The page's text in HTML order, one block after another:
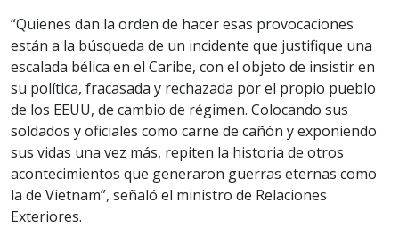
“Quienes dan la orden de hacer esas provocaciones
están a la búsqueda de un incidente que justifique una
escalada bélica en el Caribe, con el objeto de insistir en
su política, fracasada y rechazada por el propio pueblo
de los EEUU, de cambio de régimen. Colocando sus
soldados y oficiales como carne de cañón y exponiendo
sus vidas una vez más, repiten la historia de otros
acontecimientos que generaron guerras eternas como
la de Vietnam”, señaló el ministro de Relaciones
Exteriores.